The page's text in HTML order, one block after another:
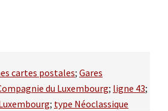
cartes postales; Gares
du Luxembourg; ligne 43;
; type Néoclassique